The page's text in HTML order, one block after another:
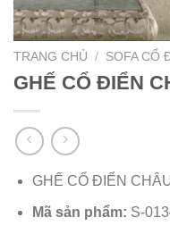
TRANG CHỦ / SOFA CỔ
GHẾ CỔ ĐIỂN
GHẾ CỔ ĐIỂN
Mã sản phẩm: S-